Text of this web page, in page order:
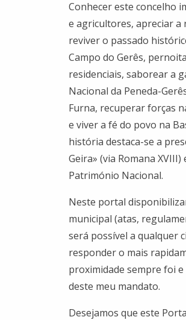
Conhecer este concelho
e agricultores, apreciar a
reviver o passado
Campo do Gerês,
residenciais, saborear a
Nacional da Peneda-
Furna, recuperar forças
e viver a fé do povo na
história destaca-se a
Geira» (via Romana
Património Nacional.
Neste portal
municipal (atas,
será possível a qualquer
responder o mais
proximidade sempre foi
deste meu mandato.
Desejamos que este